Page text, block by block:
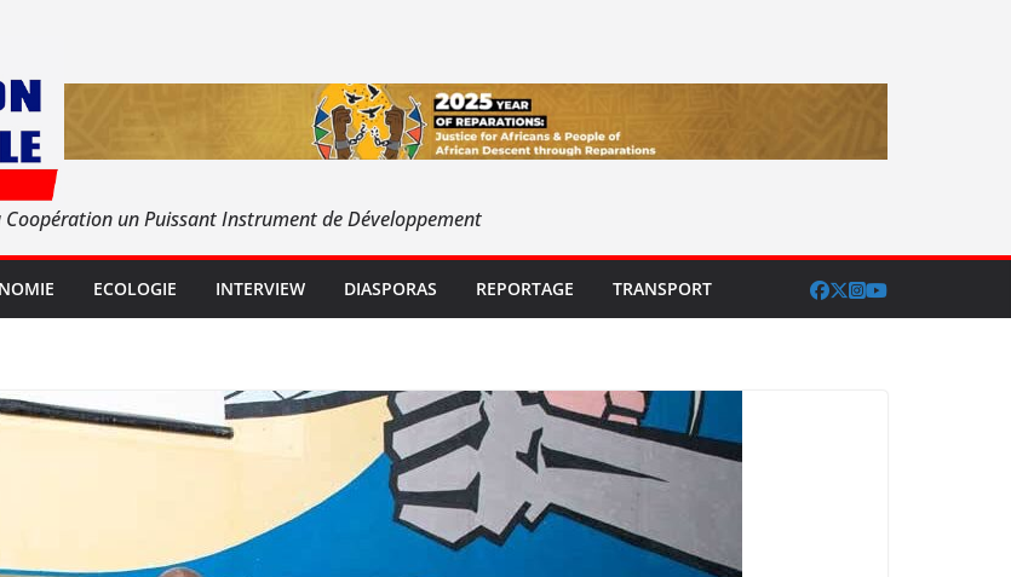
Coopération un Puissant Instrument de Développement
ECOLOGIE INTERVIEW DIASPORAS REPORTAGE TRANSPORT